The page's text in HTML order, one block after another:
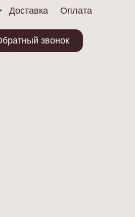
Доставка Оплата
звонок